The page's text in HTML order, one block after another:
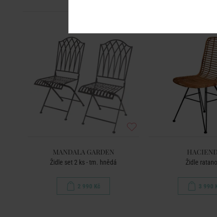
MANDALA GARDEN
Židle set 2 ks - tm. hnědá
2 990 Kč
Židle
3 990